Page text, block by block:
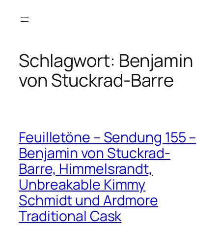
Inhalt
Schlagwort: Benjamin
von Stuckrad-Barre
Feuilletöne – Sendung 155 –
Benjamin von Stuckrad-
Barre, Himmelsrandt,
Unbreakable Kimmy
Schmidt und Ardmore
Traditional Cask